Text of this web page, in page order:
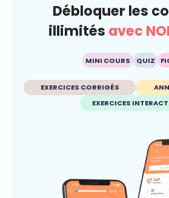
Débloquer les
illimités avec
MINI COURS QUIZ
EXERCICES CORRIGÉS
EXERCICES